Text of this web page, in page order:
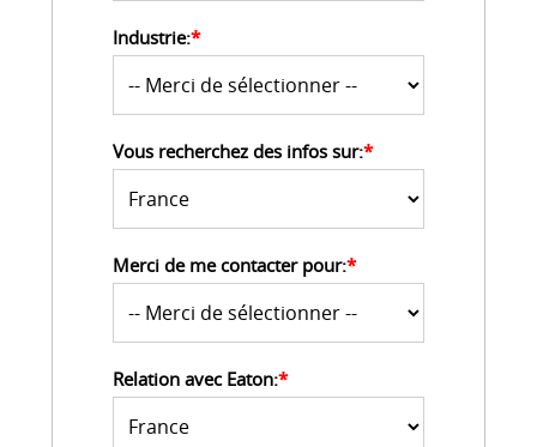
Industrie:*
Vous recherchez des infos sur:*
Merci de me contacter pour:*
Relation avec Eaton:*